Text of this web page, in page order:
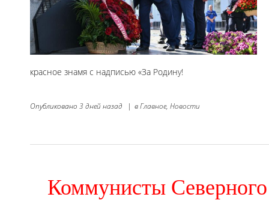
красное знамя с надписью «За Родину!
Опубликовано 3 дней назад | вГлавное, Новости
Коммунисты Северного